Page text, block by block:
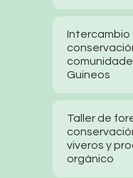
Intercambio
Guineos
Taller de
viveros y
orgánico